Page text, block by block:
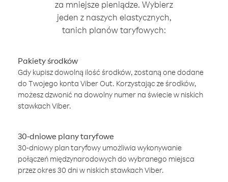
za mniejsze pieniądze. Wybierz
jeden z naszych elastycznych,
tanich planów taryfowych:
Pakiety środków
Gdy kupisz dowolną ilość środków, zostaną one dodane
do Twojego konta Viber Out. Korzystając ze środków,
możesz dzwonić na dowolny numer na świecie w niskich
stawkach Viber.
30-dniowe plany taryfowe
30-dniowy plan taryfowy umożliwia wykonywanie
połączeń międzynarodowych do wybranego miejsca
przez okres 30 dni w niskich stawkach Viber.